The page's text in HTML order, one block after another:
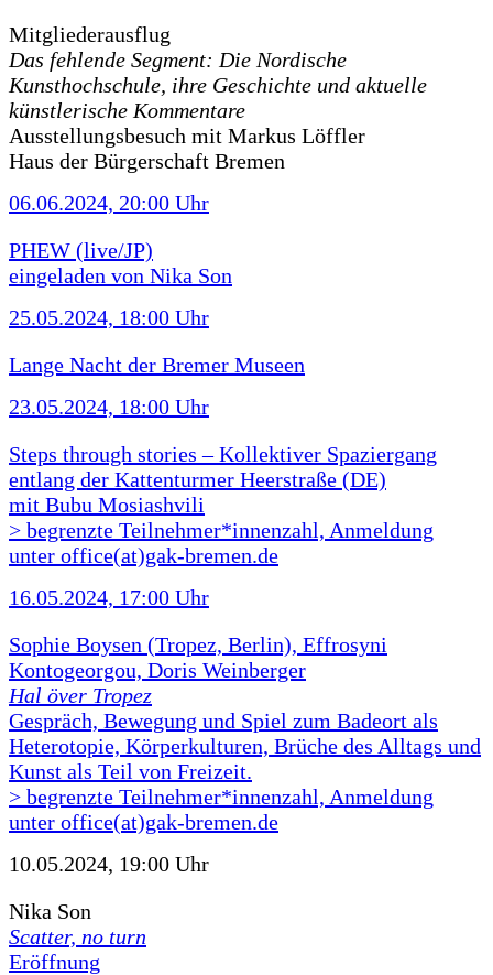
Mitgliederausflug
Das fehlende Segment: Die Nordische
Kunsthochschule, ihre Geschichte und aktuelle
künstlerische Kommentare
Ausstellungsbesuch mit Markus Löffler
Haus der Bürgerschaft Bremen
06.06.2024, 20:00 Uhr
PHEW (live/JP)
eingeladen von Nika Son
25.05.2024, 18:00 Uhr
Lange Nacht der Bremer Museen
23.05.2024, 18:00 Uhr
Steps through stories – Kollektiver Spaziergang
entlang der Kattenturmer Heerstraße (DE)
mit Bubu Mosiashvili
> begrenzte Teilnehmer*innenzahl, Anmeldung
unter office(at)gak-bremen.de
16.05.2024, 17:00 Uhr
Sophie Boysen (Tropez, Berlin), Effrosyni
Kontogeorgou, Doris Weinberger
Hal över Tropez
Gespräch, Bewegung und Spiel zum Badeort als
Heterotopie, Körperkulturen, Brüche des Alltags und
Kunst als Teil von Freizeit.
> begrenzte Teilnehmer*innenzahl, Anmeldung
unter office(at)gak-bremen.de
10.05.2024, 19:00 Uhr
Nika Son
Scatter, no turn
Eröffnung